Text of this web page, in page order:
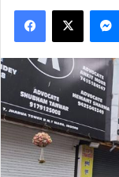
Facebook
X